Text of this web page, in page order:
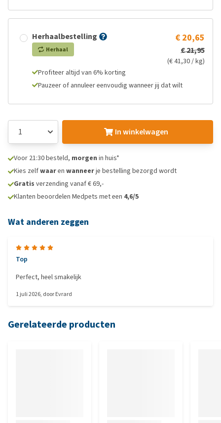
Herhaalbestelling
Herhaal
€ 20,65
€ 21,95
(€ 41,30 / kg)
Profiteer altijd van 6% korting
Pauzeer of annuleer eenvoudig wanneer jij dat wilt
In winkelwagen
Voor 21:30 besteld, morgen in huis*
Kies zelfwaaren wanneerje bestelling bezorgd wordt
Gratis verzending vanaf € 69,-
Klanten beoordelen Medpets met een 4,6/5
Wat anderen zeggen
Top
Perfect, heel smakelijk
1 juli 2026, doorEvrard
Gerelateerde producten